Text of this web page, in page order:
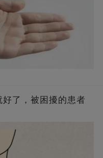
了，被困擾的患者